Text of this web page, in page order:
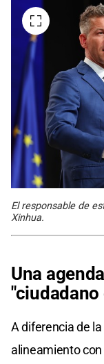
El responsable de
Xinhua.
Una
"ciudadano
A diferencia de
alineamiento